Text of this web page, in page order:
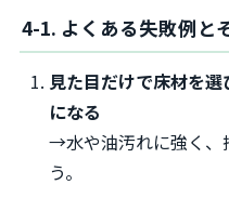
4-1. よくある失敗例と
見た目だけで床材を
になる
→水や油汚れに強く、
う。